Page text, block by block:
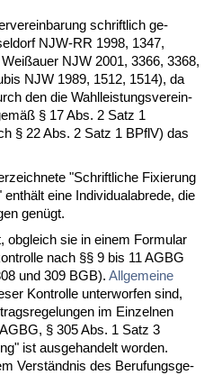
schrift­lich ge­
NJW-RR 1998, 1347,
NJW 2001, 3366, 3368,
NJW 1989, 1512, 1514), da
den die Wahl­leis­tungs­ver­ein­
§ 17 Abs. 2 Satz 1
§ 22 Abs. 2 Satz 1 BPflV) das
"Schrift­li­che Fi­xie­rung
ei­ne In­di­vi­dua­la­b­re­de, die
genügt.
ob­gleich sie in ei­nem For­mu­lar
nach §§ 9 bis 11 AGBG
und 309 BGB). All­ge­mei­ne
Kon­trol­le un­ter­wor­fen sind,
im Ein­zel­nen
§ 305 Abs. 1 Satz 3
ist aus­ge­han­delt wor­den.
Verständ­nis des Be­ru­fungs­ge­